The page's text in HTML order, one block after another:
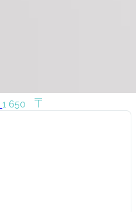
1 650 ₸